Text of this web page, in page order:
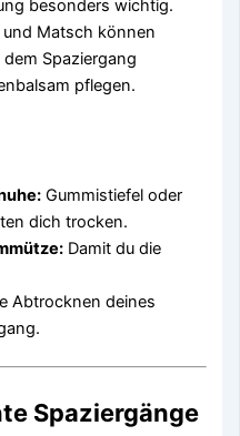
besonders wichtig.
und Matsch können
Spaziergang
pflegen.
Gummistiefel oder
dich trocken.
Damit du die
Abtrocknen deines
Spaziergänge